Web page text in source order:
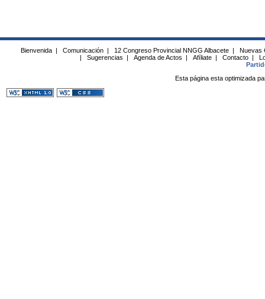
Bienvenida | Comunicación | 12 Congreso Provincial NNGG Albacete |
Nuevas
|
Sugerencias | Agenda de Actos | Afíliate | Contacto |
Esta página esta optimizada